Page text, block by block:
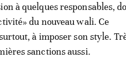
à quelques responsables,
du nouveau wali. Ce
à imposer son style.
sanctions aussi.